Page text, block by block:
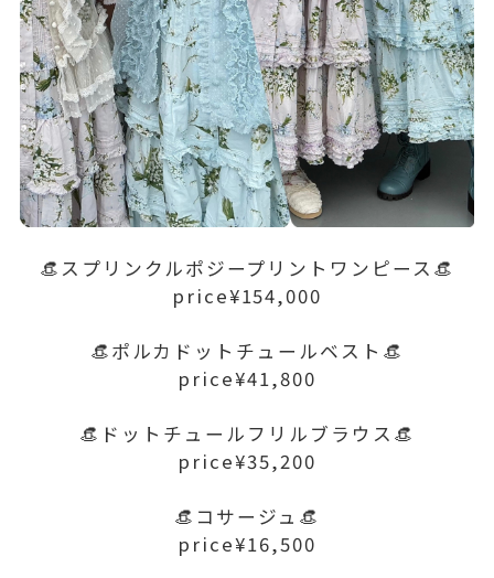
👒スプリンクルポジープリントワンピース👒
price¥154,000
👒ポルカドットチュールベスト👒
price¥41,800
👒ドットチュールフリルブラウス👒
price¥35,200
👒コサージュ👒
price¥16,500